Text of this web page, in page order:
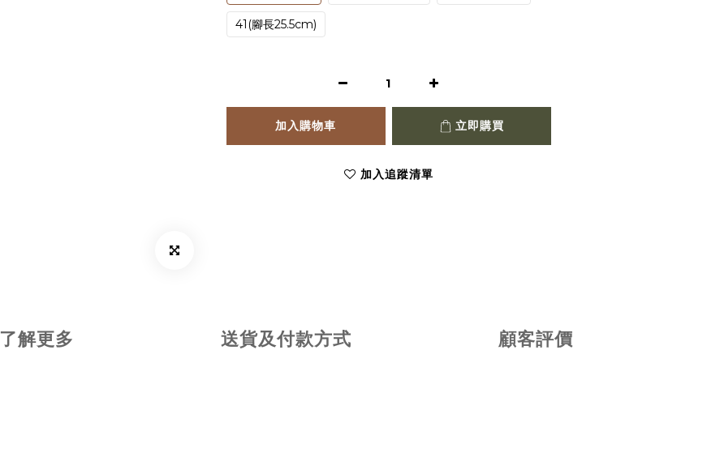
41(腳長25.5cm)
加入購物車 立即購買
加入追蹤清單
了解更多 送貨及付款方式 顧客評價